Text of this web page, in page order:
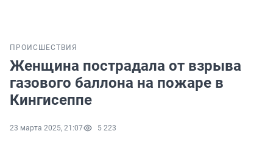
ПРОИСШЕСТВИЯ
Женщина пострадала от взрыва
газового баллона на пожаре в
Кингисеппе
23 марта 2025, 21:07 5 223